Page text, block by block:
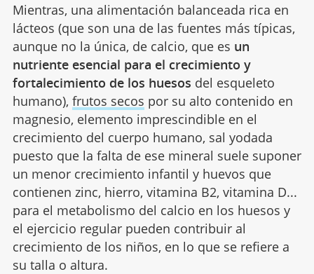
Mientras, una alimentación balanceada rica en
lácteos (que son una de las fuentes más típicas,
aunque no la única, de calcio, que es un
nutriente esencial para el crecimiento y
fortalecimiento de los huesos del esqueleto
humano), frutos secos por su alto contenido en
magnesio, elemento imprescindible en el
crecimiento del cuerpo humano, sal yodada
puesto que la falta de ese mineral suele suponer
un menor crecimiento infantil y huevos que
contienen zinc, hierro, vitamina B2, vitamina D...
para el metabolismo del calcio en los huesos y
el ejercicio regular pueden contribuir al
crecimiento de los niños, en lo que se refiere a
su talla o altura.